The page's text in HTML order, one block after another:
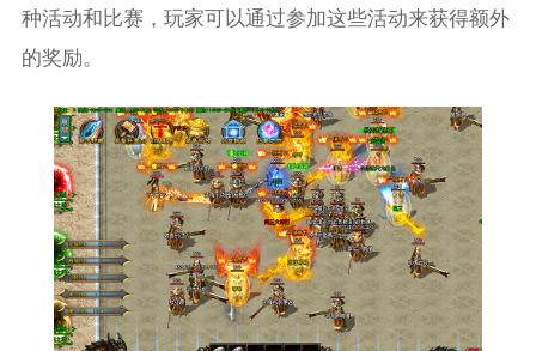
种活动和比赛，玩家可以通过参加这些活动来获得额外
的奖励。